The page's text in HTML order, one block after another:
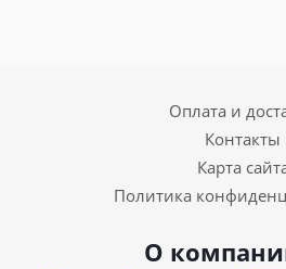
Оплата и
Контакты
Карта
Политика
О